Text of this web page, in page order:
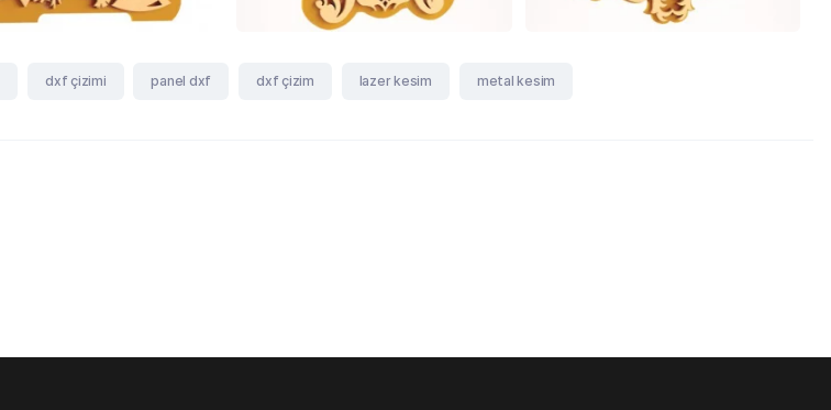
dxf çizimi panel dxf dxf çizim lazer kesim metal kesim